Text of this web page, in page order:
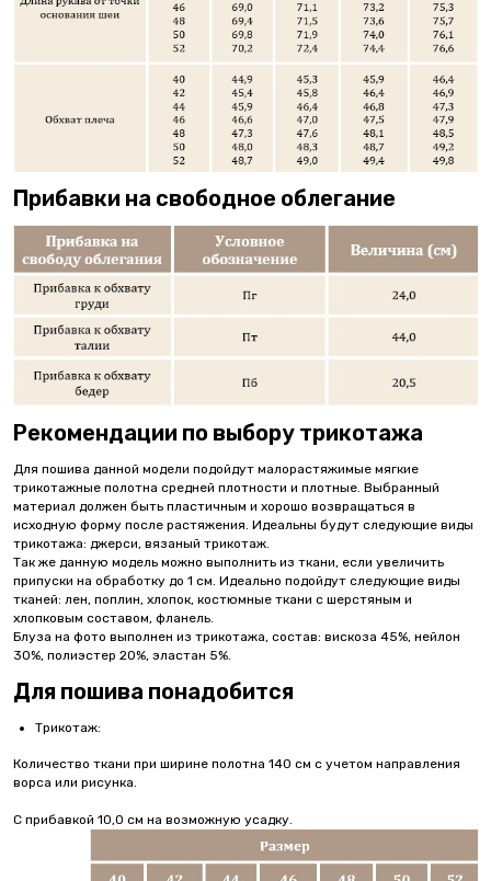
Прибавки на свободное облегание
Рекомендации по выбору трикотажа
Для пошива данной модели подойдут малорастяжимые мягкие
трикотажные полотна средней плотности и плотные. Выбранный
материал должен быть пластичным и хорошо возвращаться в
исходную форму после растяжения. Идеальны будут следующие виды
трикотажа: джерси, вязаный трикотаж.
Так же данную модель можно выполнить из ткани, если увеличить
припуски на обработку до 1 см. Идеально подойдут следующие виды
тканей: лен, поплин, хлопок, костюмные ткани с шерстяным и
хлопковым составом, фланель.
Блуза на фото выполнен из трикотажа, состав: вискоза 45%, нейлон
30%, полиэстер 20%, эластан 5%.
Для пошива понадобится
Трикотаж:
Количество ткани при ширине полотна 140 см с учетом направления
ворса или рисунка.
С прибавкой 10,0 см на возможную усадку.